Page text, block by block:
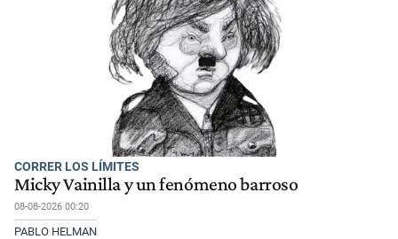
CORRER LOS LÍMITES
Micky Vainilla y un fenómeno barroso
08-08-2026 00:20
PABLO HELMAN